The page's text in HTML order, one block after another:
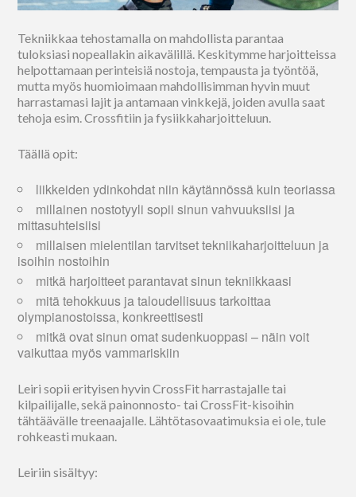
Tekniikkaa tehostamalla on mahdollista parantaa
tuloksiasi nopeallakin aikavälillä. Keskitymme harjoitteissa
helpottamaan perinteisiä nostoja, tempausta ja työntöä,
mutta myös huomioimaan mahdollisimman hyvin muut
harrastamasi lajit ja antamaan vinkkejä, joiden avulla saat
tehoja esim. Crossfitiin ja fysiikkaharjoitteluun.
Täällä opit:
liikkeiden ydinkohdat niin käytännössä kuin teoriassa
millainen nostotyyli sopii sinun vahvuuksiisi ja
mittasuhteisiisi
millaisen mielentilan tarvitset tekniikaharjoitteluun ja
isoihin nostoihin
mitkä harjoitteet parantavat sinun tekniikkaasi
mitä tehokkuus ja taloudellisuus tarkoittaa
olympianostoissa, konkreettisesti
mitkä ovat sinun omat sudenkuoppasi – näin voit
vaikuttaa myös vammariskiin
Leiri sopii erityisen hyvin CrossFit harrastajalle tai
kilpailijalle, sekä painonnosto- tai CrossFit-kisoihin
tähtäävälle treenaajalle. Lähtötasovaatimuksia ei ole, tule
rohkeasti mukaan.
Leiriin sisältyy: